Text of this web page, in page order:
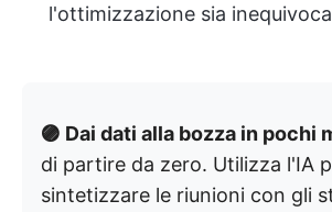
l'ottimizzazione sia
🟣 Dai dati alla bozza in pochi
di partire da zero. Utilizza l'IA
sintetizzare le riunioni con gli